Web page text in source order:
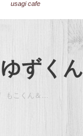
usagi cafe
ずくん
もこくん＆…